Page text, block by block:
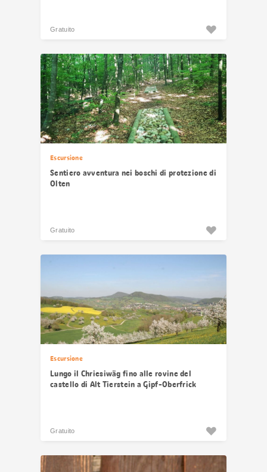
Gratuito
Escursione
Sentiero avventura nei boschi di protezione di
Olten
Gratuito
Escursione
Lungo il Chriesiwäg fino alle rovine del
castello di Alt Tierstein a Gipf-Oberfrick
Gratuito